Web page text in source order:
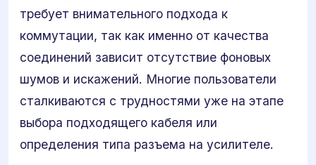
требует внимательного подхода к
коммутации, так как именно от качества
соединений зависит отсутствие фоновых
шумов и искажений. Многие пользователи
сталкиваются с трудностями уже на этапе
выбора подходящего кабеля или
определения типа разъема на усилителе.